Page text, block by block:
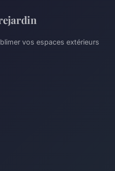
vos espaces extérieurs